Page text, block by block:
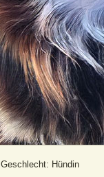
Geschlecht: Hündin